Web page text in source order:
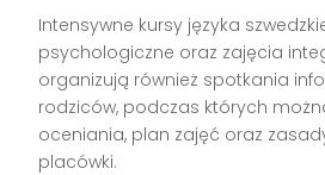
Intensywne kursy języka
psychologiczne oraz zajęcia
organizują również spotkania
rodziców, podczas których
oceniania, plan zajęć oraz
placówki.